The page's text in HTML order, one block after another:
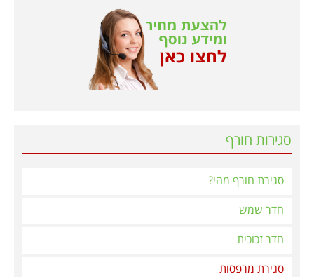
סגירות חורף
סגירת חורף מהי?
חדר שמש
חדר זכוכית
סגירת מרפסות